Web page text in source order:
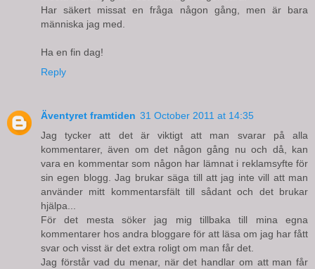
Har säkert missat en fråga någon gång, men är bara
människa jag med.
Ha en fin dag!
Reply
Äventyret framtiden 31 October 2011 at 14:35
Jag tycker att det är viktigt att man svarar på alla
kommentarer, även om det någon gång nu och då, kan
vara en kommentar som någon har lämnat i reklamsyfte för
sin egen blogg. Jag brukar säga till att jag inte vill att man
använder mitt kommentarsfält till sådant och det brukar
hjälpa...
För det mesta söker jag mig tillbaka till mina egna
kommentarer hos andra bloggare för att läsa om jag har fått
svar och visst är det extra roligt om man får det.
Jag förstår vad du menar, när det handlar om att man får